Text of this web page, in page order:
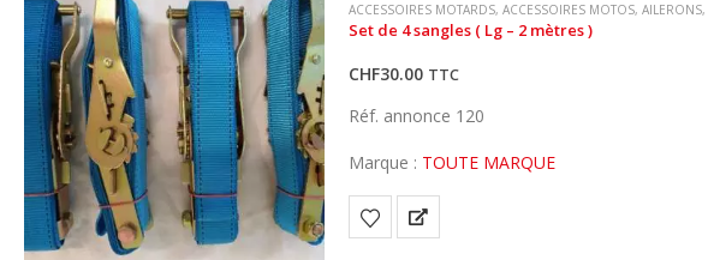
ACCESSOIRES MOTARDS, ACCESSOIRES MOTOS, AILERONS,
Set de 4 sangles ( Lg – 2 mètres )
CHF30.00 TTC
Réf. annonce 120
Marque : TOUTE MARQUE